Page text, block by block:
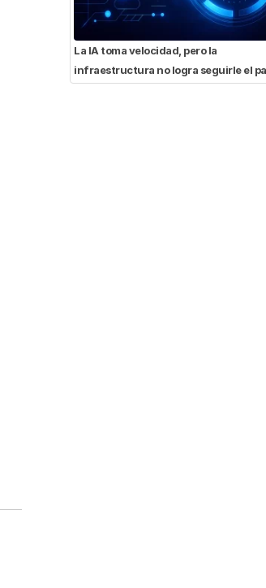
La IA toma velocidad, pero la
infraestructura no logra seguirle el